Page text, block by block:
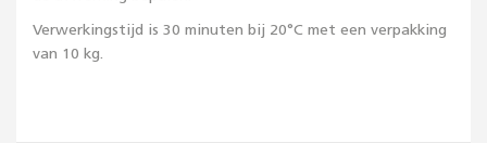
Verwerkingstijd is 30 minuten bij 20°C met een verpakking
van 10 kg.